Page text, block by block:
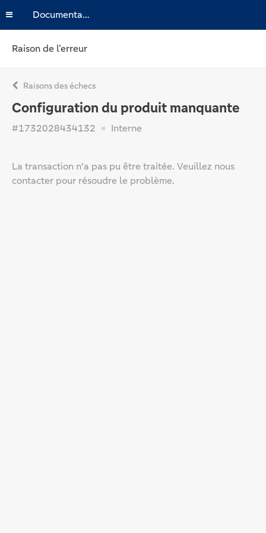
Documentation
Raison de l’erreur
Raisons des échecs
Configuration du produit manquante
#1732028434132 Interne
La transaction n'a pas pu être traitée. Veuillez nous
contacter pour résoudre le problème.